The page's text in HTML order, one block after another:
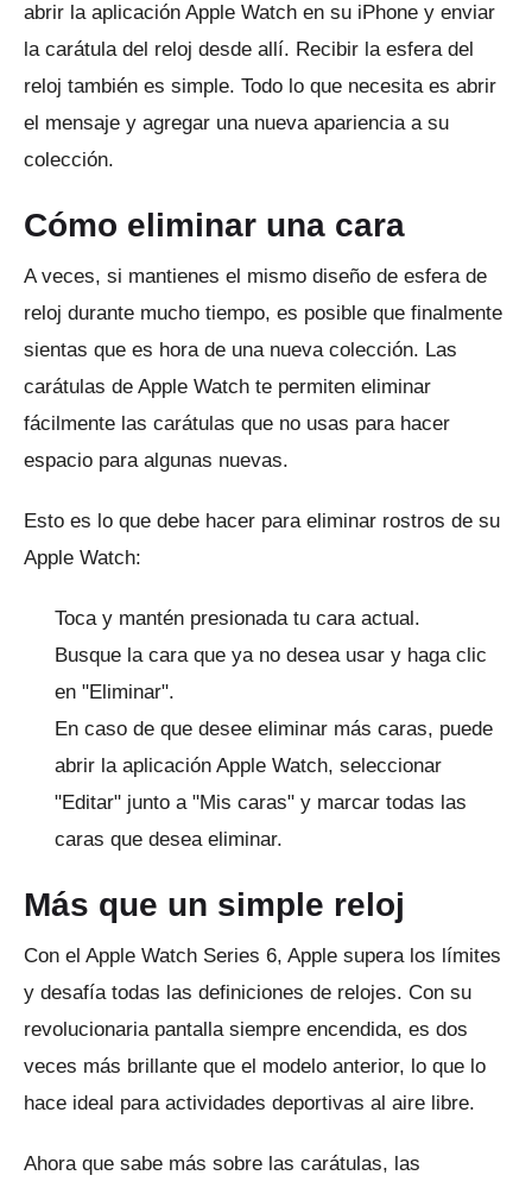
abrir la aplicación Apple Watch en su iPhone y enviar
la carátula del reloj desde allí. Recibir la esfera del
reloj también es simple. Todo lo que necesita es abrir
el mensaje y agregar una nueva apariencia a su
colección.
Cómo eliminar una cara
A veces, si mantienes el mismo diseño de esfera de
reloj durante mucho tiempo, es posible que finalmente
sientas que es hora de una nueva colección. Las
carátulas de Apple Watch te permiten eliminar
fácilmente las carátulas que no usas para hacer
espacio para algunas nuevas.
Esto es lo que debe hacer para eliminar rostros de su
Apple Watch:
Toca y mantén presionada tu cara actual.
Busque la cara que ya no desea usar y haga clic
en "Eliminar".
En caso de que desee eliminar más caras, puede
abrir la aplicación Apple Watch, seleccionar
"Editar" junto a "Mis caras" y marcar todas las
caras que desea eliminar.
Más que un simple reloj
Con el Apple Watch Series 6, Apple supera los límites
y desafía todas las definiciones de relojes. Con su
revolucionaria pantalla siempre encendida, es dos
veces más brillante que el modelo anterior, lo que lo
hace ideal para actividades deportivas al aire libre.
Ahora que sabe más sobre las carátulas, las